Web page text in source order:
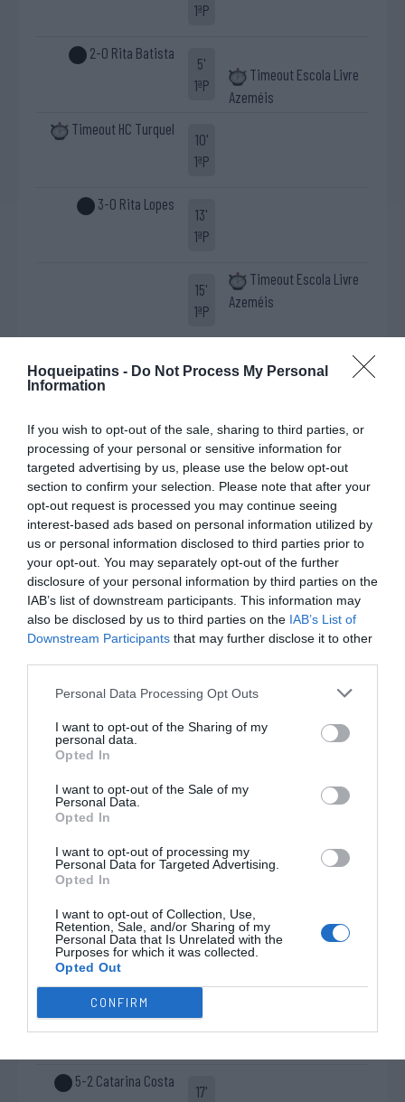
Hoqueipatins - Do Not Process My Personal
Information
If you wish to opt-out of the sale, sharing to third parties, or
processing of your personal or sensitive information for
targeted advertising by us, please use the below opt-out
section to confirm your selection. Please note that after your
opt-out request is processed you may continue seeing
interest-based ads based on personal information utilized by
us or personal information disclosed to third parties prior to
your opt-out. You may separately opt-out of the further
disclosure of your personal information by third parties on the
IAB’s list of downstream participants. This information may
also be disclosed by us to third parties on the IAB’s List of
Downstream Participants that may further disclose it to other
Personal Data Processing Opt Outs
I want to opt-out of the Sharing of my
personal data.
Opted In
I want to opt-out of the Sale of my
Personal Data.
Opted In
I want to opt-out of processing my
Personal Data for Targeted Advertising.
Opted In
I want to opt-out of Collection, Use,
Retention, Sale, and/or Sharing of my
Personal Data that Is Unrelated with the
Purposes for which it was collected.
Opted Out
CONFIRM
1ªP
2-0 Rita Batista
5'
1ªP
Timeout Escola Livre
Azeméis
Timeout HC Turquel
10'
1ªP
3-0 Rita Lopes
13'
1ªP
15'
1ªP
Timeout Escola Livre
Azeméis
Lopes
19'
Defesa de penálti
22'
1ªP
Advertência verbal
Miguel Resende
Defesa de penálti
Cláudia Vicente ®
23'
1ªP
Penálti falhado
Andreia Moreira
Fim da 1ª parte.
2'
Timeout HC Turquel
4-2 Margarida António
Cartão azul Rita
Batista
11'
Timeout Escola Livre
Azeméis
Margarida António
5-2 Catarina Costa
17'